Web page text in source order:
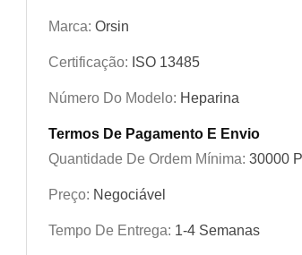
Marca: Orsin
Certificação: ISO 13485
Número Do Modelo: Heparina
Termos De Pagamento E Envio
Quantidade De Ordem Mínima: 30000
Preço: Negociável
Tempo De Entrega: 1-4 Semanas